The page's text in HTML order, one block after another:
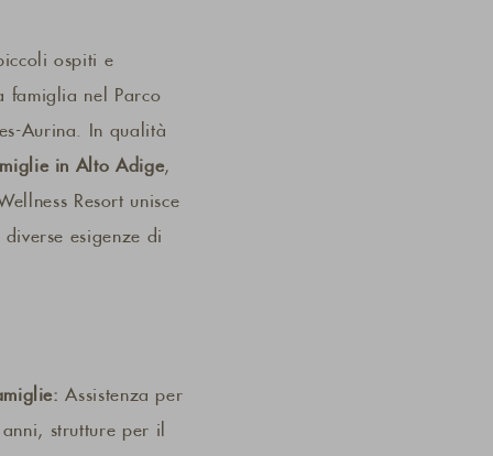
ospiti e
famiglia nel Parco
Aurina. In qualità
in Alto Adige,
Resort unisce
esigenze di
Assistenza per
strutture per il